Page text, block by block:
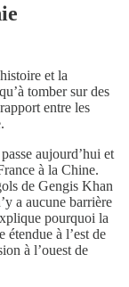
et la
tomber sur des
entre les
aujourd’hui et
à la Chine.
de Gengis Khan
a aucune barrière
pourquoi la
étendue à l’est de
à l’ouest de